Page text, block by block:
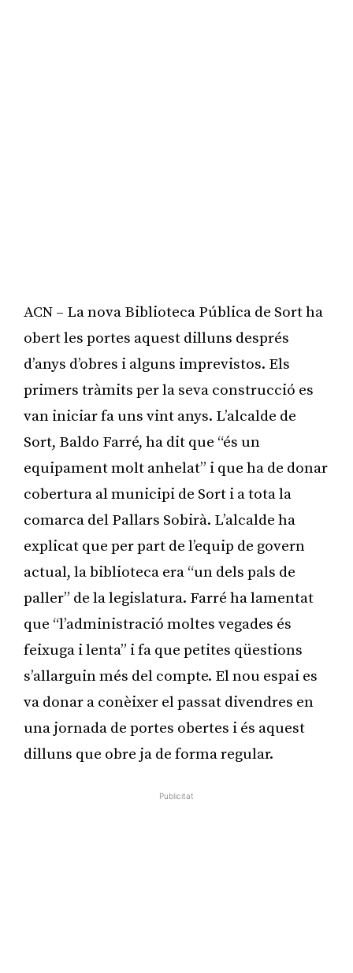
ACN – La nova Biblioteca Pública de Sort ha
obert les portes aquest dilluns després
d’anys d’obres i alguns imprevistos. Els
primers tràmits per la seva construcció es
van iniciar fa uns vint anys. L’alcalde de
Sort, Baldo Farré, ha dit que “és un
equipament molt anhelat” i que ha de donar
cobertura al municipi de Sort i a tota la
comarca del Pallars Sobirà. L’alcalde ha
explicat que per part de l’equip de govern
actual, la biblioteca era “un dels pals de
paller” de la legislatura. Farré ha lamentat
que “l’administració moltes vegades és
feixuga i lenta” i fa que petites qüestions
s’allarguin més del compte. El nou espai es
va donar a conèixer el passat divendres en
una jornada de portes obertes i és aquest
dilluns que obre ja de forma regular.
Publicitat